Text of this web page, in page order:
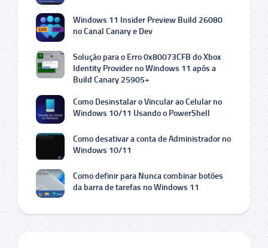
Windows 11 Insider Preview Build 26080
no Canal Canary e Dev
Solução para o Erro 0x80073CFB do Xbox
Identity Provider no Windows 11 após a
Build Canary 25905+
Como Desinstalar o Vincular ao Celular no
Windows 10/11 Usando o PowerShell
Como desativar a conta de Administrador no
Windows 10/11
Como definir para Nunca combinar botões
da barra de tarefas no Windows 11